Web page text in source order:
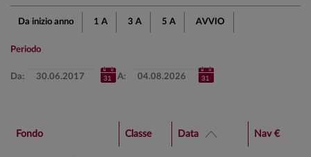
Da inizio anno 1 A 3 A 5 A AVVIO
Periodo
Da: A:
Fondo Classe Data Nav €